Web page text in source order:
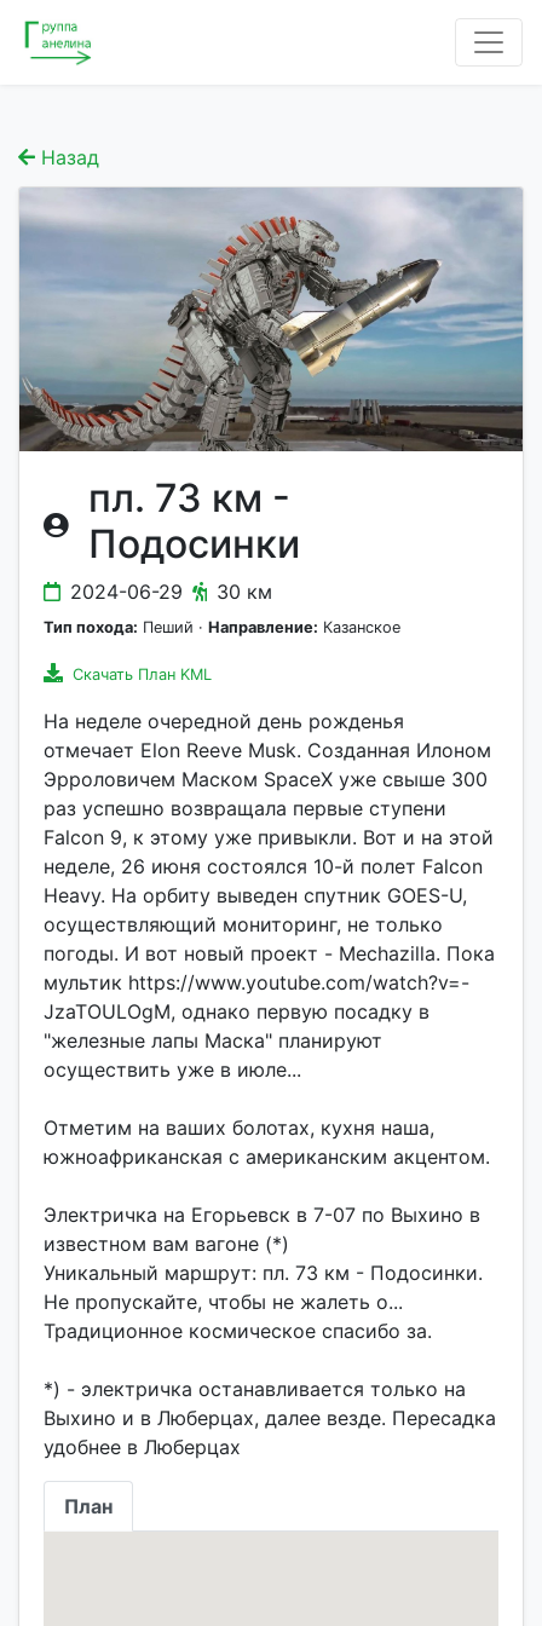
Назад
пл. 73 км -
Подосинки
2024-06-29 30 км
Тип похода: Пеший · Направление: Казанское
Скачать План KML
На неделе очередной день рожденья
отмечает Elon Reeve Musk. Созданная Илоном
Эрроловичем Маском SpaceX уже свыше 300
раз успешно возвращала первые ступени
Falcon 9, к этому уже привыкли. Вот и на этой
неделе, 26 июня состоялся 10-й полет Falcon
Heavy. На орбиту выведен спутник GOES-U,
осуществляющий мониторинг, не только
погоды. И вот новый проект - Mechazilla. Пока
мультик https://www.youtube.com/watch?v=-
JzaTOULOgM, однако первую посадку в
"железные лапы Маска" планируют
осуществить уже в июле...
Отметим на ваших болотах, кухня наша,
южноафриканская с американским акцентом.
Электричка на Егорьевск в 7-07 по Выхино в
известном вам вагоне (*)
Уникальный маршрут: пл. 73 км - Подосинки.
Не пропускайте, чтобы не жалеть о...
Традиционное космическое спасибо за.
*) - электричка останавливается только на
Выхино и в Люберцах, далее везде. Пересадка
План